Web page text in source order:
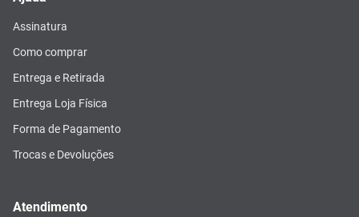
Assinatura
Como comprar
Entrega e Retirada
Entrega Loja Física
Forma de Pagamento
Trocas e Devoluções
Atendimento